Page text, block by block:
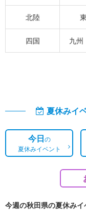
北陸
四国 九州
夏休みイ
今日の
夏休みイベント
今週の秋田県の夏休み